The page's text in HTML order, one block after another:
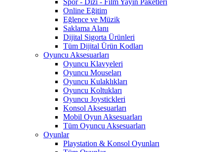
Spor - Dizi - Film Yayın Paketleri
Online Eğitim
Eğlence ve Müzik
Saklama Alanı
Dijital Sigorta Ürünleri
Tüm Dijital Ürün Kodları
Oyuncu Aksesuarları
Oyuncu Klavyeleri
Oyuncu Mouseları
Oyuncu Kulaklıkları
Oyuncu Koltukları
Oyuncu Joystickleri
Konsol Aksesuarları
Mobil Oyun Aksesuarları
Tüm Oyuncu Aksesuarları
Oyunlar
Playstation & Konsol Oyunları